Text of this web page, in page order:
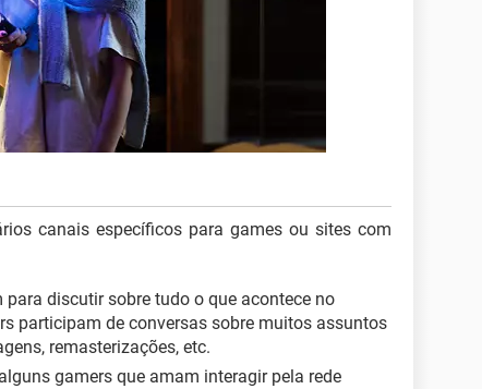
canais específicos para games ou sites com
discutir sobre tudo o que acontece no
participam de conversas sobre muitos assuntos
remasterizações, etc.
gamers que amam interagir pela rede